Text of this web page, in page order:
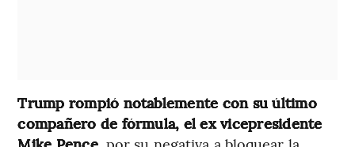
Trump rompió notablemente con su último
compañero de fórmula, el ex vicepresidente